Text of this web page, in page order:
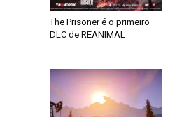
The Prisoner é o primeiro
DLC de REANIMAL